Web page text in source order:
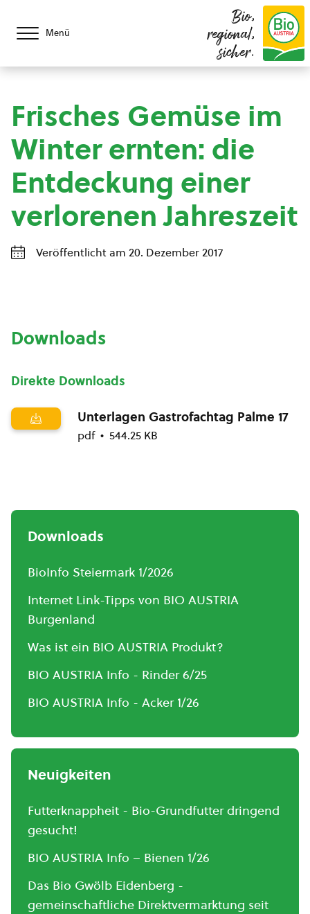
Menü
Bio,
regional,
sicher.
Frisches Gemüse im
Winter ernten: die
Entdeckung einer
verlorenen Jahreszeit
Veröffentlicht am 20. Dezember 2017
Downloads
Direkte Downloads
Unterlagen Gastrofachtag Palme 17
pdf 544.25 KB
Downloads
BioInfo Steiermark 1/2026
Internet Link-Tipps von BIO AUSTRIA
Burgenland
Was ist ein BIO AUSTRIA Produkt?
BIO AUSTRIA Info - Rinder 6/25
BIO AUSTRIA Info - Acker 1/26
Neuigkeiten
Futterknappheit - Bio-Grundfutter dringend
gesucht!
BIO AUSTRIA Info – Bienen 1/26
Das Bio Gwölb Eidenberg -
gemeinschaftliche Direktvermarktung seit